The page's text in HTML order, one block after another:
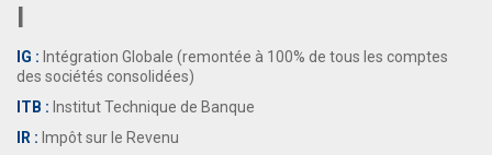
IG : Intégration Globale (remontée à 100% de tous les comptes
des sociétés consolidées)
ITB : Institut Technique de Banque
IR : Impôt sur le Revenu